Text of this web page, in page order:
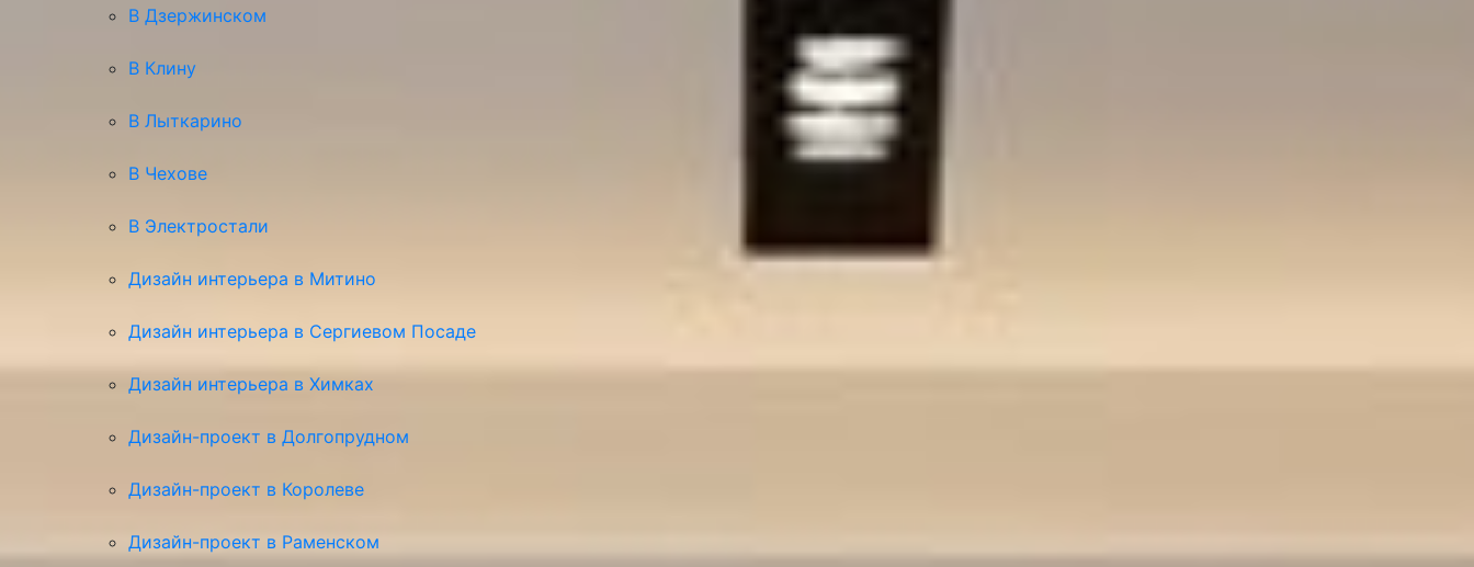
В Дзержинском
В Клину
В Лыткарино
В Чехове
В Электростали
Дизайн интерьера в Митино
Дизайн интерьера в Сергиевом Посаде
Дизайн интерьера в Химках
Дизайн-проект в Долгопрудном
Дизайн-проект в Королеве
Дизайн-проект в Раменском